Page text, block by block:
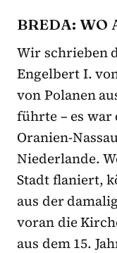
BREDA: WO
Wir schrieben
Engelbert I.
von Polanen
führte – es war
Oranien-
Niederlande.
Stadt flaniert,
aus der
voran die
aus dem 15.